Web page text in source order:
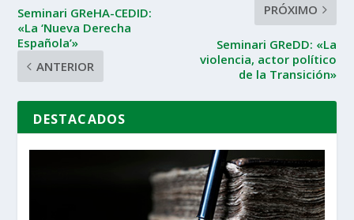
Seminari GReHA-CEDID:
«La ‘Nueva Derecha
Española’»
ANTERIOR
PRÓXIMO
Seminari GReDD: «La
violencia, actor político
de la Transición»
DESTACADOS